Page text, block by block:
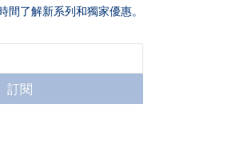
間了解新系列和獨家優惠。
訂閱